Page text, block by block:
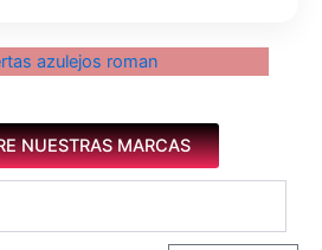
NUESTRAS MARCAS